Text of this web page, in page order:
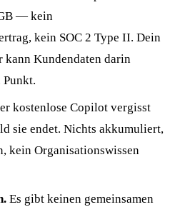
— kein
kein SOC 2 Type II. Dein
kann Kundendaten darin
kostenlose Copilot vergisst
sie endet. Nichts akkumuliert,
kein Organisationswissen
Es gibt keinen gemeinsamen